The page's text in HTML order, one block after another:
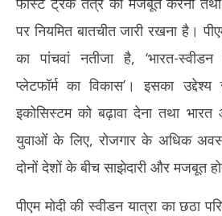
पर नियमित बातचीत जारी रखना है।
का पांचवां नतीजा है, ‘भारत-
प्लेटफॉर्म का विकास’। इसका
इकोसिस्टम को बढ़ावा देना तथा
युवाओं के लिए, रोजगार के अधिक
दोनों देशों के बीच साझेदारी और मजबूत
पीएम मोदी की स्वीडन यात्रा का छठा